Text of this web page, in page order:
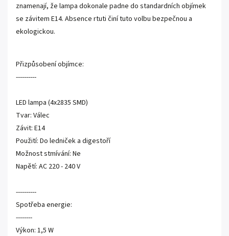
znamenají, že lampa dokonale padne do standardních objímek
se závitem E14. Absence rtuti činí tuto volbu bezpečnou a
ekologickou.
Přizpůsobení objímce:
----------
LED lampa (4x2835 SMD)
Tvar: Válec
Závit: E14
Použití: Do ledniček a digestoří
Možnost stmívání: Ne
Napětí: AC 220 - 240 V
----------
Spotřeba energie:
--------
Výkon: 1,5 W